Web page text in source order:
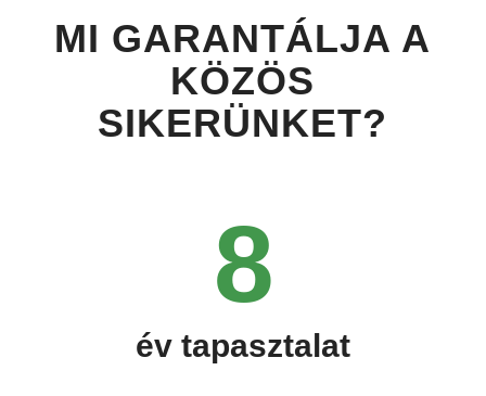
MI GARANTÁLJA A
KÖZÖS
SIKERÜNKET?
8
év tapasztalat